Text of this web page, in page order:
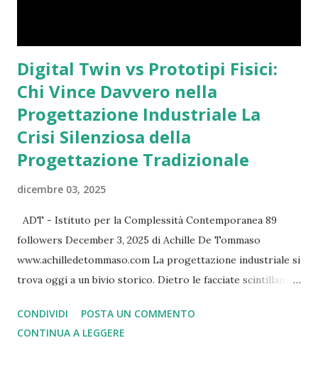
Digital Twin vs Prototipi Fisici:
Chi Vince Davvero nella
Progettazione Industriale La
Crisi Silenziosa della
Progettazione Tradizionale
dicembre 03, 2025
ADT - Istituto per la Complessità Contemporanea 89
followers December 3, 2025 di Achille De Tommaso
www.achilledetommaso.com La progettazione industriale si
trova oggi a un bivio storico. Dietro le facciate scintillanti
sull'innovazione, si nasconde una realtà scomoda: il modello
tradizionale basato su prototipi fisici sta mostrando crepe
CONDIVIDI
POSTA UN COMMENTO
CONTINUA A LEGGERE